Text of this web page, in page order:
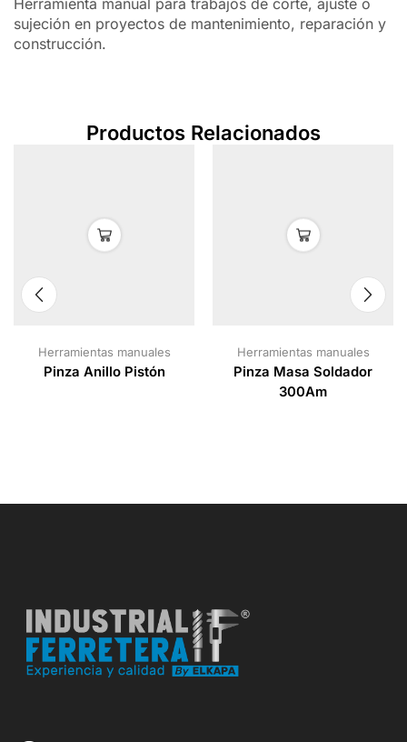
Herramienta manual para trabajos de corte, ajuste o
sujeción en proyectos de mantenimiento, reparación y
construcción.
Productos Relacionados
Herramientas manuales
Pinza Anillo Pistón
Herramientas manuales
Pinza Masa Soldador
300Am